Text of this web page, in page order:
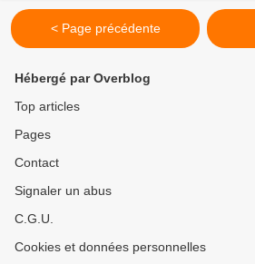
< Page précédente
Hébergé par Overblog
Top articles
Pages
Contact
Signaler un abus
C.G.U.
Cookies et données personnelles